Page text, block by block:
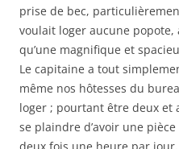
prise de bec,
voulait loger aucune popote,
qu’une magnifique et
Le capitaine a tout
même nos hôtesses du
loger ; pourtant être deux et
se plaindre d’avoir une
deux fois une heure par jour,